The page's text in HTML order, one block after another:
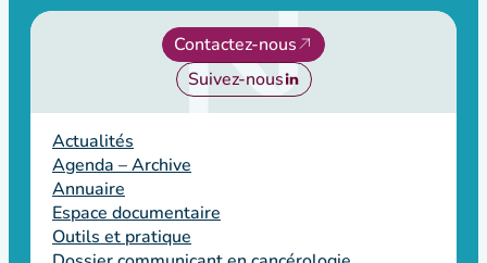
Contactez-nous
Suivez-nous
Actualités
Agenda – Archive
Annuaire
Espace documentaire
Outils et pratique